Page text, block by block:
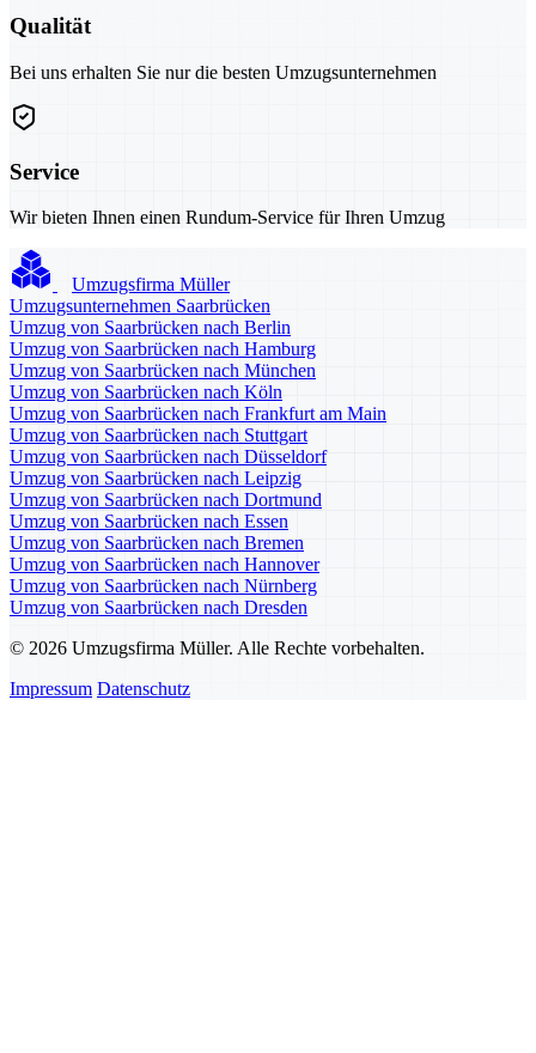
Qualität
Bei uns erhalten Sie nur die besten Umzugsunternehmen
Service
Wir bieten Ihnen einen Rundum-Service für Ihren Umzug
Umzugsfirma Müller
Umzugsunternehmen Saarbrücken
Umzug von Saarbrücken nach Berlin
Umzug von Saarbrücken nach Hamburg
Umzug von Saarbrücken nach München
Umzug von Saarbrücken nach Köln
Umzug von Saarbrücken nach Frankfurt am Main
Umzug von Saarbrücken nach Stuttgart
Umzug von Saarbrücken nach Düsseldorf
Umzug von Saarbrücken nach Leipzig
Umzug von Saarbrücken nach Dortmund
Umzug von Saarbrücken nach Essen
Umzug von Saarbrücken nach Bremen
Umzug von Saarbrücken nach Hannover
Umzug von Saarbrücken nach Nürnberg
Umzug von Saarbrücken nach Dresden
© 2026 Umzugsfirma Müller. Alle Rechte vorbehalten.
Impressum Datenschutz